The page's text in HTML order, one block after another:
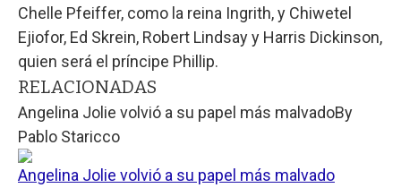
Chelle Pfeiffer, como la reina Ingrith, y Chiwetel
Ejiofor, Ed Skrein, Robert Lindsay y Harris Dickinson,
quien será el príncipe Phillip.
RELACIONADAS
Angelina Jolie volvió a su papel más malvadoBy
Pablo Staricco
Angelina Jolie volvió a su papel más malvado